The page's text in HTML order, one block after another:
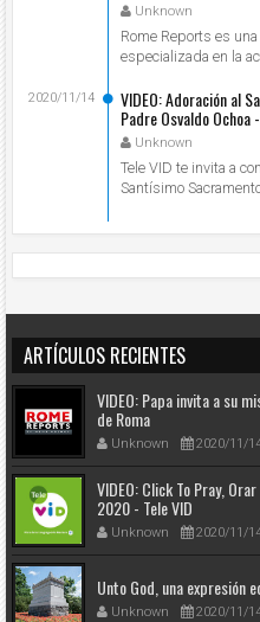
Unknown
Rome Reports es
especializada en la
VIDEO: Adoración al
Padre Osvaldo Ochoa
Unknown
2020/11/14
Tele VID te invita a
Santísimo Sacramento
ARTÍCULOS RECIENTES
VIDEO: Papa invita a su
de Roma
Unknown 2020/11/
VIDEO: Click To Pray,
2020 - Tele VID
Unknown 2020/11/
Unto God, una expresión
Unknown 2020/11/